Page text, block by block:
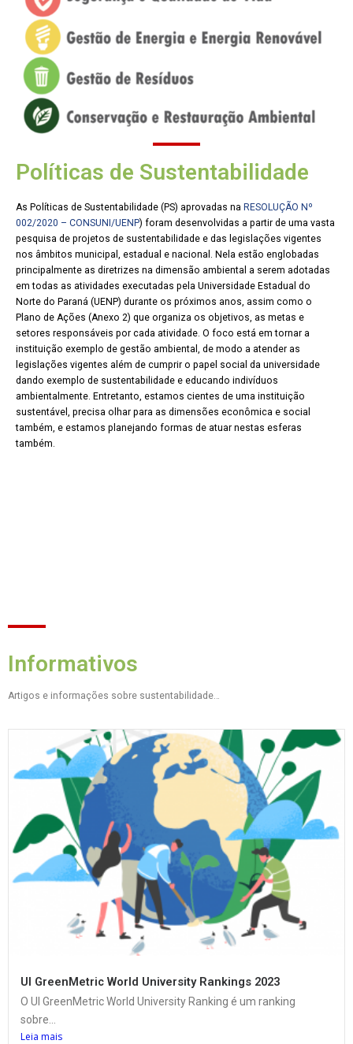
Políticas de Sustentabilidade
As Políticas de Sustentabilidade (PS) aprovadas na RESOLUÇÃO Nº
002/2020 – CONSUNI/UENP) foram desenvolvidas a partir de uma vasta
pesquisa de projetos de sustentabilidade e das legislações vigentes
nos âmbitos municipal, estadual e nacional. Nela estão englobadas
principalmente as diretrizes na dimensão ambiental a serem adotadas
em todas as atividades executadas pela Universidade Estadual do
Norte do Paraná (UENP) durante os próximos anos, assim como o
Plano de Ações (Anexo 2) que organiza os objetivos, as metas e
setores responsáveis por cada atividade. O foco está em tornar a
instituição exemplo de gestão ambiental, de modo a atender as
legislações vigentes além de cumprir o papel social da universidade
dando exemplo de sustentabilidade e educando indivíduos
ambientalmente. Entretanto, estamos cientes de uma instituição
sustentável, precisa olhar para as dimensões econômica e social
também, e estamos planejando formas de atuar nestas esferas
também.
Informativos
Artigos e informações sobre sustentabilidade…
UI GreenMetric World University Rankings 2023
O UI GreenMetric World University Ranking é um ranking
sobre...
Leia mais